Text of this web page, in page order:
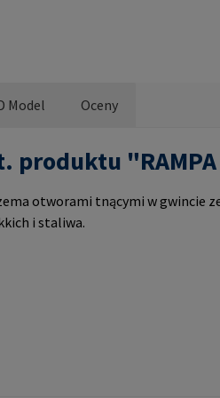
Model Oceny
"RAMPA
otworami tnącymi w
i staliwa.